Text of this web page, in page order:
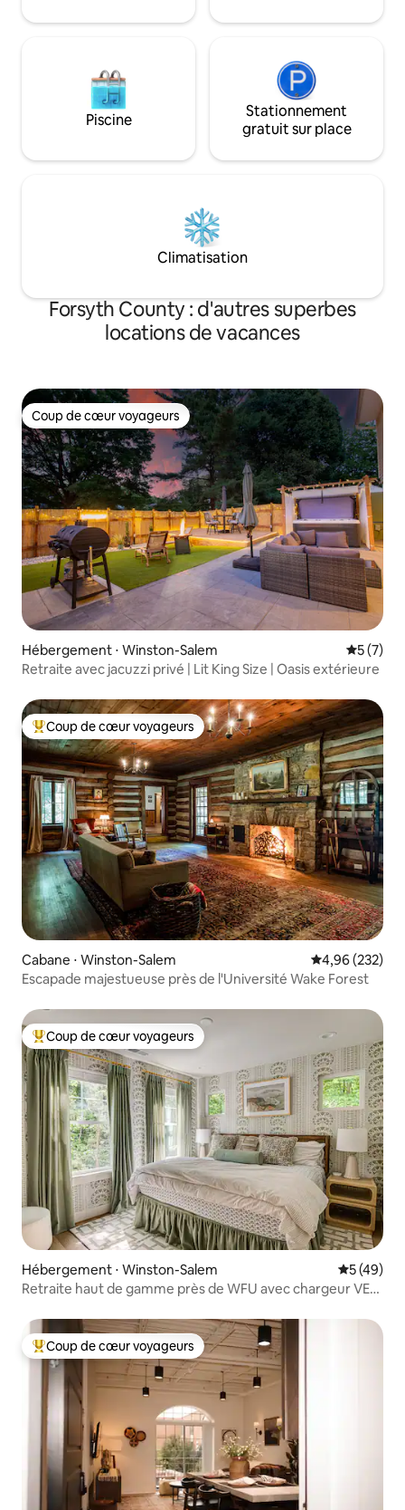
bain avec baignoire.
disponible)
Piscine
Stationnement
gratuit sur place
Climatisation
Forsyth County : d'autres superbes
locations de vacances
Coup de cœur voyageurs
Coup de cœur voyageurs
Hébergement ⋅ Winston-Salem
5 (7)
Retraite avec jacuzzi privé | Lit King Size | Oasis extérieure
Coups de cœur voyageurs les plus appréciés
Coup de cœur voyageurs
Cabane ⋅ Winston-Salem Évaluation
4,96 (232)
Escapade majestueuse près de l'Université Wake Forest
Coups de cœur voyageurs les plus appréciés
Coup de cœur voyageurs
Hébergement ⋅ Winston-Salem
5 (49)
Retraite haut de gamme près de WFU avec chargeur VE
Coups de cœur voyageurs les plus appréciés
Coup de cœur voyageurs